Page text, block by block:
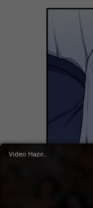
Video Hazır..